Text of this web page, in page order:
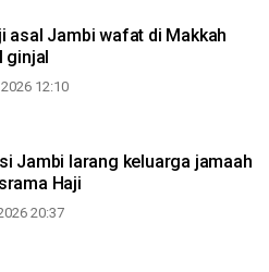
asal Jambi wafat di Makkah
ginjal
12:10
Jambi larang keluarga jamaah
Haji
20:37